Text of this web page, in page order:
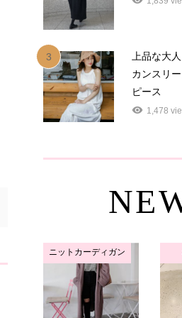
3
上品な大
カンスリ
ピース
1,478
ニットカーディガン